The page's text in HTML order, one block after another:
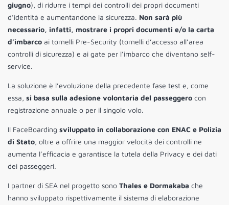
giugno), di ridurre i tempi dei controlli dei propri documenti
d’identità e aumentandone la sicurezza. Non sarà più
necessario, infatti, mostrare i propri documenti e/o la carta
d’imbarco ai tornelli Pre-Security (tornelli d’accesso all’area
controlli di sicurezza) e ai gate per l’imbarco che diventano self-
service.
La soluzione è l’evoluzione della precedente fase test e, come
essa, si basa sulla adesione volontaria del passeggero con
registrazione annuale o per il singolo volo.
Il FaceBoarding sviluppato in collaborazione con ENAC e Polizia
di Stato, oltre a offrire una maggior velocità dei controlli ne
aumenta l’efficacia e garantisce la tutela della Privacy e dei dati
dei passeggeri.
I partner di SEA nel progetto sono Thales e Dormakaba che
hanno sviluppato rispettivamente il sistema di elaborazione